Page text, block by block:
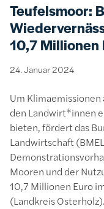
Teufelsmoor:
10,7 Millionen
24. Januar 2024
Um
den Landwirt*innen
bieten, fördert das
Landwirtschaft
Mooren und der
10,7 Millionen Euro
(Landkreis Osterholz).